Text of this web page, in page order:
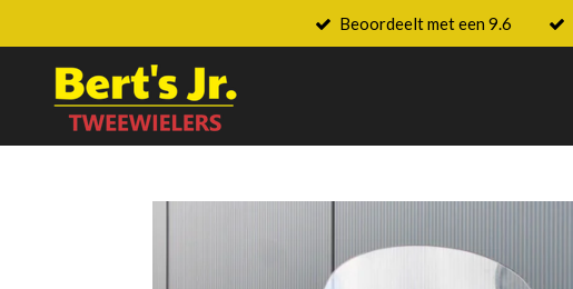
hoofdinhoud
Beoordeelt met een 9.6